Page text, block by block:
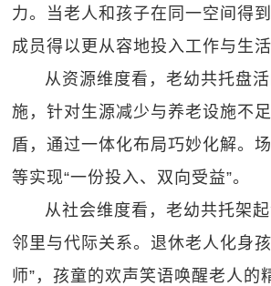
力。当老人和孩子在同一空间得
成员得以更从容地投入工作与生活
从资源维度看，老幼共托盘
施，针对生源减少与养老设施不
盾，通过一体化布局巧妙化解。
等实现“一份投入、双向受益”。
从社会维度看，老幼共托架
邻里与代际关系。退休老人化身
师”，孩童的欢声笑语唤醒老人的